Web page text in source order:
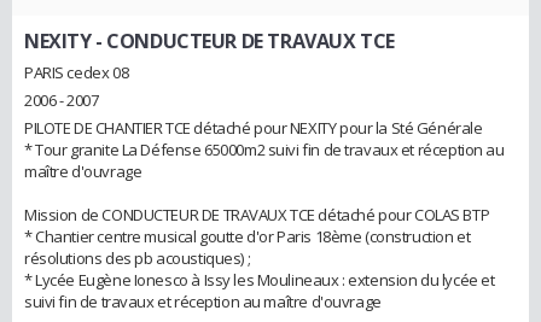
NEXITY- CONDUCTEUR DE TRAVAUX TCE
PARIS cedex 08
2006 - 2007
PILOTE DE CHANTIER TCE détaché pour NEXITY pour la Sté Générale
* Tour granite La Défense 65000m2 suivi fin de travaux et réception au
maître d'ouvrage
Mission de CONDUCTEUR DE TRAVAUX TCE détaché pour COLAS BTP
* Chantier centre musical goutte d'or Paris 18ème (construction et
résolutions des pb acoustiques) ;
* Lycée Eugène Ionesco à Issy les Moulineaux : extension du lycée et
suivi fin de travaux et réception au maître d'ouvrage